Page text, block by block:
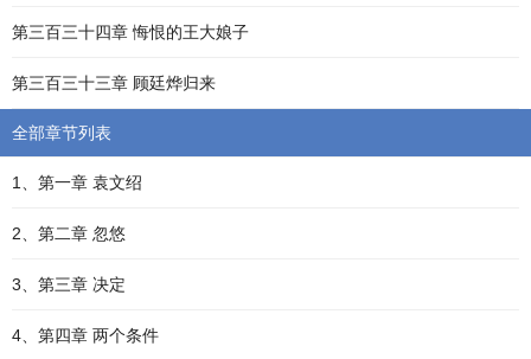
第三百三十四章 悔恨的王大娘子
第三百三十三章 顾廷烨归来
全部章节列表
1、第一章 袁文绍
2、第二章 忽悠
3、第三章 决定
4、第四章 两个条件